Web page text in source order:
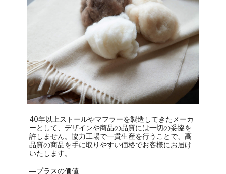
40年以上ストールやマフラーを製造してきたメーカ
ーとして、デザインや商品の品質には一切の妥協を
許しません。協力工場で一貫生産を行うことで、高
品質の商品を手に取りやすい価格でお客様にお届け
いたします。
―プラスの価値